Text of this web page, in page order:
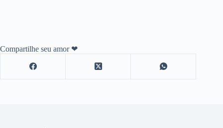
Compartilhe seu amor ❤